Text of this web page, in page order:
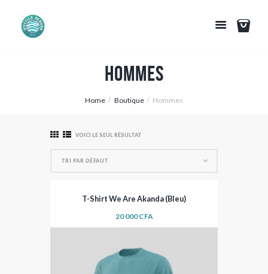
Hommes
Home Boutique Hommes
VOICI LE SEUL RÉSULTAT
T-Shirt We Are Akanda (Bleu)
20 000CFA